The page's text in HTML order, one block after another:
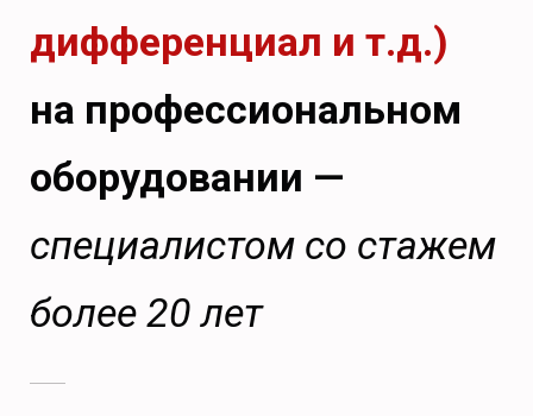
дифференциал и т.д.)
на профессиональном
оборудовании —
специалистом со стажем
более 20 лет